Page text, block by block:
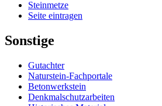
Steinmetze
Seite eintragen
Sonstige
Gutachter
Naturstein-Fachportale
Betonwerkstein
Denkmalschutzarbeiten